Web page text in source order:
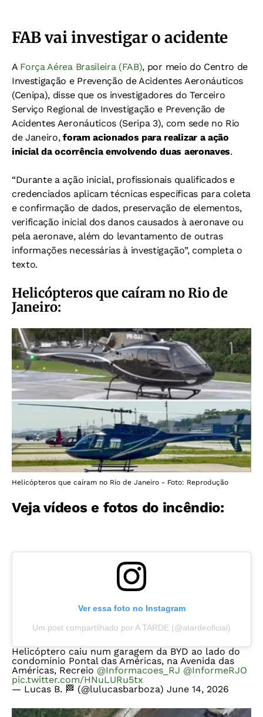
FAB vai investigar o acidente
A Força Aérea Brasileira (FAB), por meio do Centro de
Investigação e Prevenção de Acidentes Aeronáuticos
(Cenipa), disse que os investigadores do Terceiro
Serviço Regional de Investigação e Prevenção de
Acidentes Aeronáuticos (Seripa 3), com sede no Rio
de Janeiro,foram acionados para realizar a ação
inicial da ocorrência envolvendo duas aeronaves.
“Durante a ação inicial, profissionais qualificados e
credenciados aplicam técnicas específicas para coleta
e confirmação de dados, preservação de elementos,
verificação inicial dos danos causados à aeronave ou
pela aeronave, além do levantamento de outras
informações necessárias à investigação”, completa o
texto.
Helicópteros que caíram no Rio de
Janeiro:
Helicópteros que caíram no Rio de Janeiro - Foto: Reprodução
Veja vídeos e fotos do incêndio:
Ver essa foto no Instagram
Um post compartilhado por A TARDE (@atardeoficial)
Helicóptero caiu num garagem da BYD ao lado do
condomínio Pontal das Américas, na Avenida das
Américas, Recreio @Informacoes_RJ @InformeRJO
pic.twitter.com/HNuLURu5tx
— Lucas B. 🏁 (@lulucasbarboza) June 14, 2026